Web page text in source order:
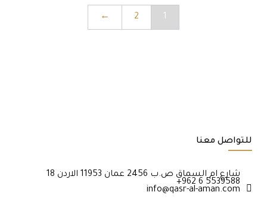
1
2
←
للتواصل معنا
18 شارع ام السماق ص.ب 2456 عمان 11953 الاردن
+962 6 5539588
info@qasr-al-aman.com